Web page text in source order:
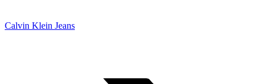
Calvin Klein Jeans